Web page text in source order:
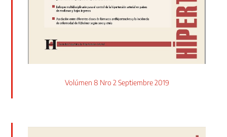
Volúmen 8 Nro 2 Septiembre 2019